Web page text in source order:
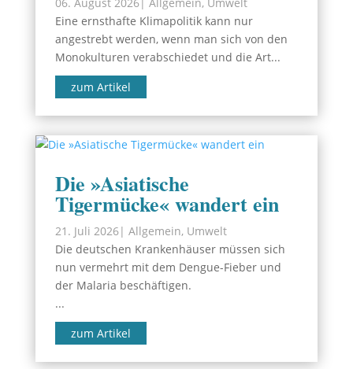
Eine ernsthafte Klimapolitik kann nur
angestrebt werden, wenn man sich von den
Monokulturen verabschiedet und die Art...
zum Artikel
Die »Asiatische
Tigermücke« wandert ein
21. Juli 2026| Allgemein, Umwelt
Die deutschen Krankenhäuser müssen sich
nun vermehrt mit dem Dengue-Fieber und
der Malaria beschäftigen.
...
zum Artikel